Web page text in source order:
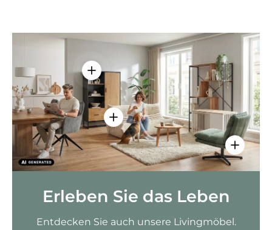
Einzelheiten anzeigen - AMIO H -
Einzelheiten anzeigen - Sitzolo 2
Erleben Sie das Leben
Entdecken Sie auch unsere Livingmöbel.